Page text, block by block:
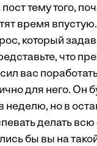
посттему того,
время впустую.
который
что
вас
для него. Он
неделю, но в
делать
бы вы на